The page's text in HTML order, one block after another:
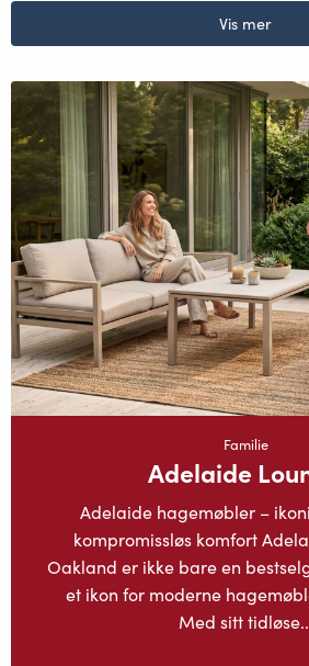
Vis mer
Familie
Adelaide
Adelaide hagemøbler –
kompromissløs komfort
Oakland er ikke bare en
et ikon for moderne
Med sitt